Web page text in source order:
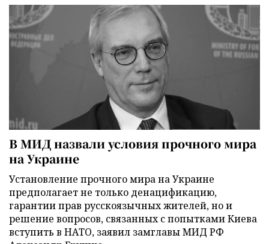
В МИД назвали условия прочного мира
на Украине
Установление прочного мира на Украине
предполагает не только денацификацию,
гарантии прав русскоязычных жителей, но и
решение вопросов, связанных с попытками Киева
вступить в НАТО, заявил замглавы МИД РФ